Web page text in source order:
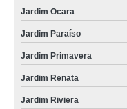
Jardim Ocara
Jardim Paraíso
Jardim Primavera
Jardim Renata
Jardim Riviera